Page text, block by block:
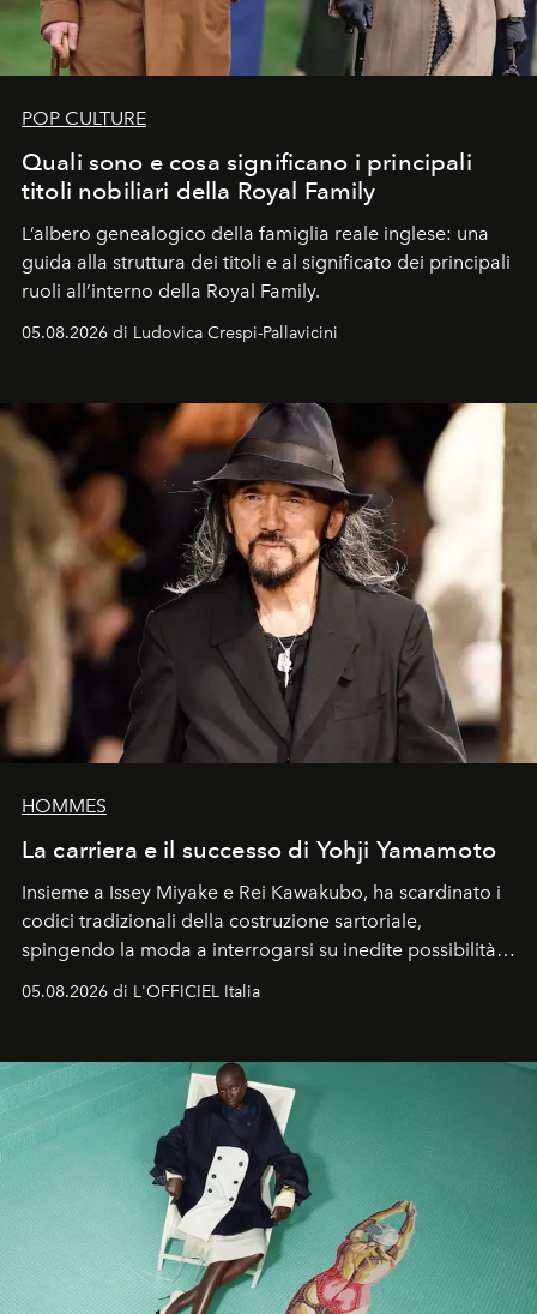
POP CULTURE
Quali sono e cosa significano i principali
titoli nobiliari della Royal Family
L’albero genealogico della famiglia reale inglese: una
guida alla struttura dei titoli e al significato dei principali
ruoli all’interno della Royal Family.
05.08.2026 di Ludovica Crespi-Pallavicini
HOMMES
La carriera e il successo di Yohji Yamamoto
Insieme a Issey Miyake e Rei Kawakubo, ha scardinato i
codici tradizionali della costruzione sartoriale,
spingendo la moda a interrogarsi su inedite possibilità
formali e a ridefinire il concetto stesso di silhouette.
un’impronta indelebile nella storia della moda.
05.08.2026 di L'OFFICIEL Italia